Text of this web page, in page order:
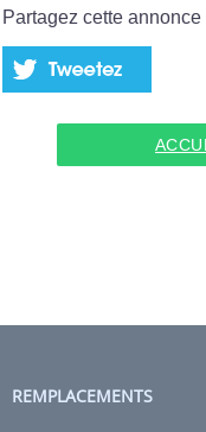
Partagez cette annonce
REMPLACEMENTS